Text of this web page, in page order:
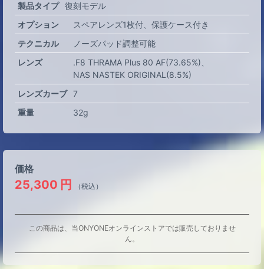
製品タイプ 復刻モデル
オプション
スペアレンズ1枚付
保護ケース付き
テクニカル
ノーズパッド調整可能
レンズ
.F8 THRAMA Plus 80 AF(73.65%)
NAS NASTEK ORIGINAL(8.5%)
レンズカーブ 7
重量
32g
価格
25,300 円 （税込）
この商品は、当ONYONEオンラインストアでは販売しておりませ
ん。